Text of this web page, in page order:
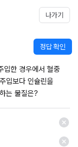
나가기
정답 확인
입한 경우에서 혈중
입보다 인슐린을
는 물질은?
저장